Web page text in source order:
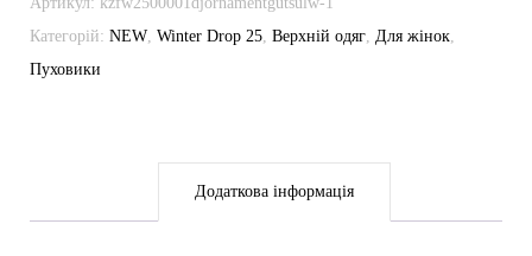
Категорій: NEW Winter Drop 25 Верхній одяг Для жінок
Пуховики
Додаткова інформація